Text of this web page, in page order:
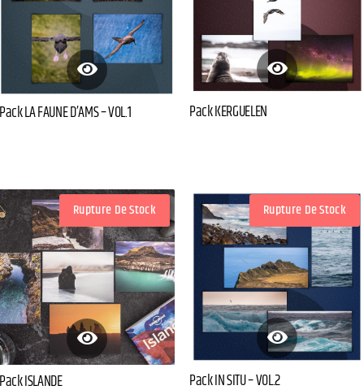
Pack LA FAUNE D’AMS – VOL.1 Pack KERGUELEN
Rupture De Stock
Pack ISLANDE
Rupture De Stock
Pack IN SITU – VOL.2